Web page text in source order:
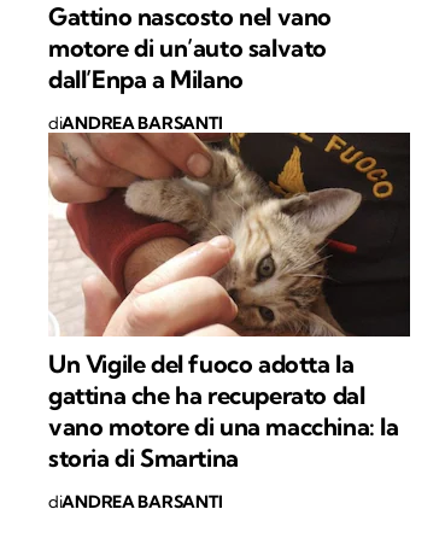
Gattino nascosto nel vano
motore di un’auto salvato
dall’Enpa a Milano
diANDREA BARSANTI
Un Vigile del fuoco adotta la
gattina che ha recuperato dal
vano motore di una macchina: la
storia di Smartina
diANDREA BARSANTI